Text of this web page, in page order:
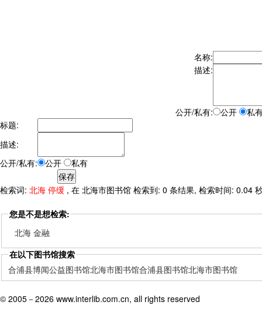
名称:
描述:
公开/私有: 公开
私
标题:
描述:
公开/私有:
公开 私有
检索词: 北海 停缓 , 在 北海市图书馆 检索到: 0 条结果, 检索时间: 0.04
您是不是想检索:
北海 金融
在以下图书馆搜索
合浦县博闻公益图书馆北海市图书馆合浦县图书馆北海市图书馆
© 2005－ 2026 www.interlib.com.cn, all rights reserved